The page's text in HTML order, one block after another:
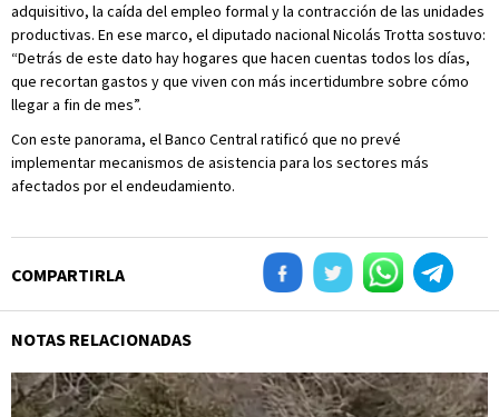
adquisitivo, la caída del empleo formal y la contracción de las unidades
productivas. En ese marco, el diputado nacional Nicolás Trotta sostuvo:
“Detrás de este dato hay hogares que hacen cuentas todos los días,
que recortan gastos y que viven con más incertidumbre sobre cómo
llegar a fin de mes”.
Con este panorama, el Banco Central ratificó que no prevé
implementar mecanismos de asistencia para los sectores más
afectados por el endeudamiento.
COMPARTIRLA
NOTAS RELACIONADAS